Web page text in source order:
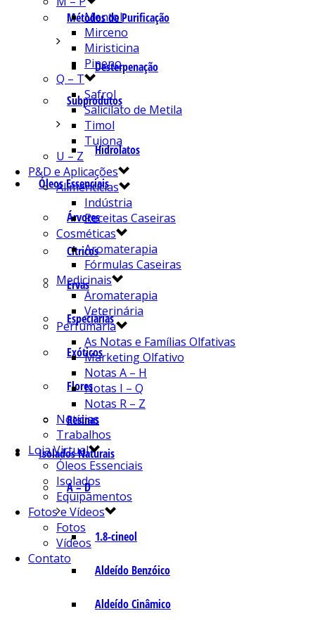
Métodos de Purificação
Desterpenação
Subprodutos
Hidrolatos
Óleos Essenciais
Árvores
Cítricos
Ervas
Especiarias
Exóticos
Flores
Resinas
Isolados Naturais
A – D
1.8-cineol
Aldeído Benzóico
Aldeído Cinâmico
Mentol
Mirceno
Miristicina
Pineno
Q – T
Safrol
Salicilato de Metila
Timol
Tujona
U – Z
P&D e Aplicações
Alimentícias
Indústria
Receitas Caseiras
Cosméticas
Aromaterapia
Fórmulas Caseiras
Medicinais
Aromaterapia
Veterinária
Perfumaria
As Notas e Famílias Olfativas
Marketing Olfativo
Notas A – H
Notas I – Q
Notas R – Z
Notícias
Trabalhos
Loja Virtual
Óleos Essenciais
Isolados
Equipamentos
Fotos e Vídeos
Fotos
Vídeos
Contato